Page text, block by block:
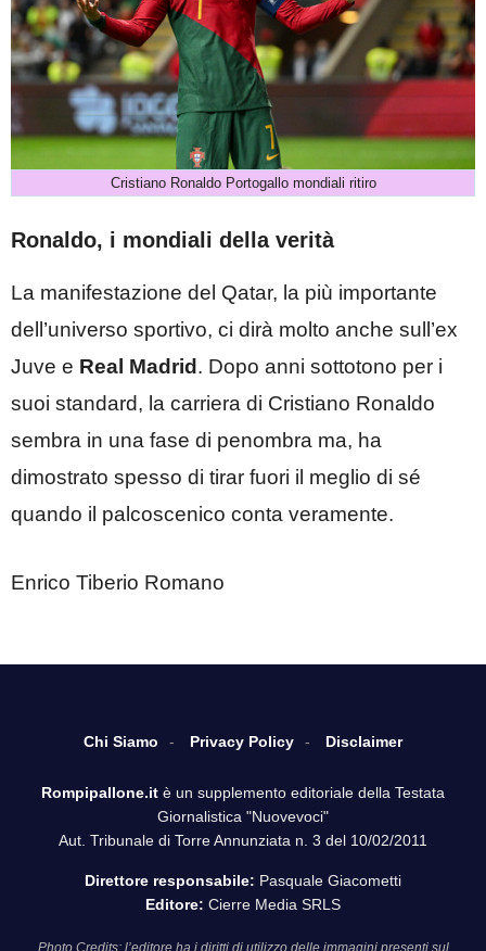
Cristiano Ronaldo Portogallo mondiali ritiro
Ronaldo, i mondiali della verità
La manifestazione del Qatar, la più importante
dell’universo sportivo, ci dirà molto anche sull’ex
Juve e Real Madrid . Dopo anni sottotono per i
suoi standard, la carriera di Cristiano Ronaldo
sembra in una fase di penombra ma, ha
dimostrato spesso di tirar fuori il meglio di sé
quando il palcoscenico conta veramente.
Enrico Tiberio Romano
Chi Siamo Privacy Policy Disclaimer
Rompipallone.it è un supplemento editoriale della Testata
Giornalistica "Nuovevoci"
Aut. Tribunale di Torre Annunziata n. 3 del 10/02/2011
Direttore responsabile: Pasquale Giacometti
Editore: Cierre Media SRLS
Photo Credits: l’editore ha i diritti di utilizzo delle immagini presenti sul